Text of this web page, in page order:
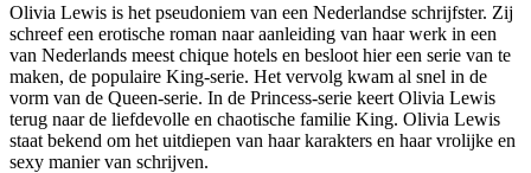
Olivia Lewis is het pseudoniem van een Nederlandse schrijfster. Zij
schreef een erotische roman naar aanleiding van haar werk in een
van Nederlands meest chique hotels en besloot hier een serie van te
maken, de populaire King-serie. Het vervolg kwam al snel in de
vorm van de Queen-serie. In de Princess-serie keert Olivia Lewis
terug naar de liefdevolle en chaotische familie King. Olivia Lewis
staat bekend om het uitdiepen van haar karakters en haar vrolijke en
sexy manier van schrijven.